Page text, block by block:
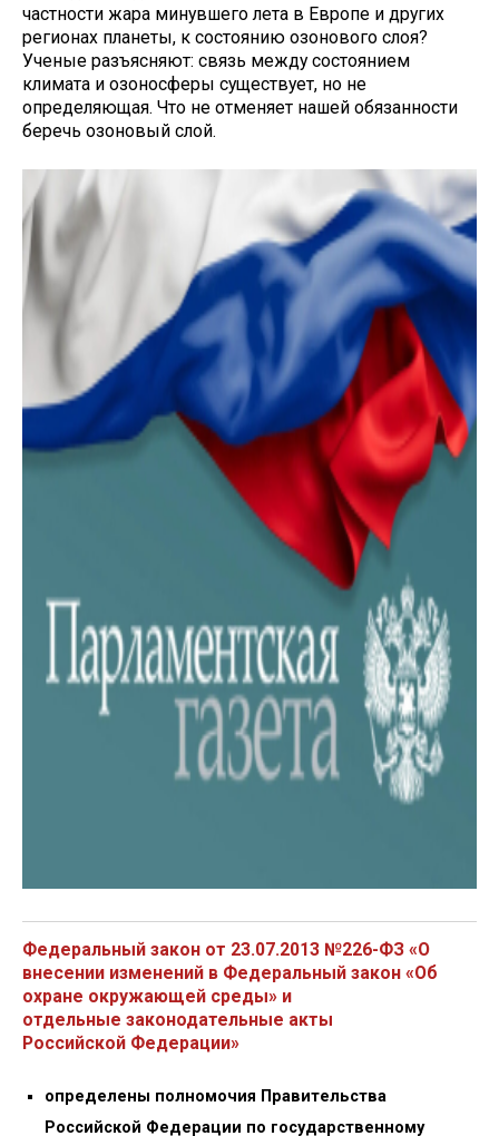
частности жара минувшего лета в Европе и других
регионах планеты, к состоянию озонового слоя?
Ученые разъясняют: связь между состоянием
климата и озоносферы существует, но не
определяющая. Что не отменяет нашей обязанности
беречь озоновый слой.
Федеральный закон от 23.07.2013 №226-ФЗ «О
внесении изменений в Федеральный закон «Об
охране окружающей среды» и
отдельные законодательные акты
Российской Федерации»
определены полномочия Правительства
Российской Федерации по государственному